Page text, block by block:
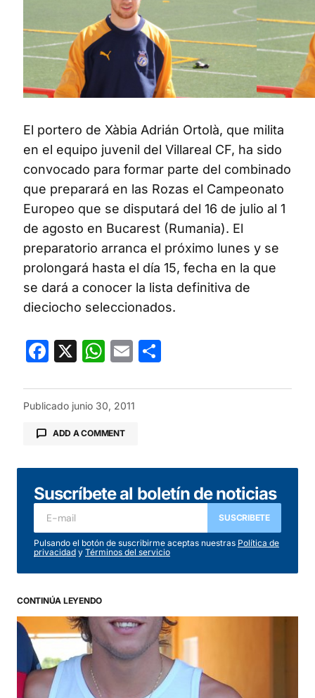
El portero de Xàbia Adrián Ortolà, que milita
en el equipo juvenil del Villareal CF, ha sido
convocado para formar parte del combinado
que preparará en las Rozas el Campeonato
Europeo que se disputará del 16 de julio al 1
de agosto en Bucarest (Rumania). El
preparatorio arranca el próximo lunes y se
prolongará hasta el día 15, fecha en la que
se dará a conocer la lista definitiva de
dieciocho seleccionados.
Facebook
X WhatsApp
Email
Publicado junio 30, 2011
ADD A COMMENT
Tu dirección de correo electrónico no será
publicada. Los campos obligatorios están
marcados con
Comentario*
Your Name*
Your E-mail *
Suscríbete al boletín de noticias
SUSCRIBETE
Pulsando el botón de suscribirme aceptas nuestras Política de
privacidad y Términos del servicio
CONTINÚA LEYENDO